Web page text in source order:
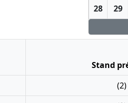
28
29
Stand
(2)